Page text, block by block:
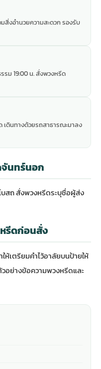
งอำนวยความสะดวก รองรับ
รม 19:00 น. สั่งพวงหรีด
เดินทางด้วยรถสาธารณะมาลง
นทร์นอก
สถ สั่งพวงหรีดระบุชื่อผู้ส่ง
รีดก่อนสั่ง
เตรียมคำไว้อาลัยบนป้ายให้
อย่างข้อความพวงหรีดและ